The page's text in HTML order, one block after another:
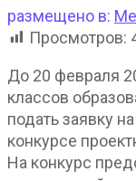
размещено в:
Просмотров:
До 20 февраля
классов
подать заявку
конкурсе
На конкурс